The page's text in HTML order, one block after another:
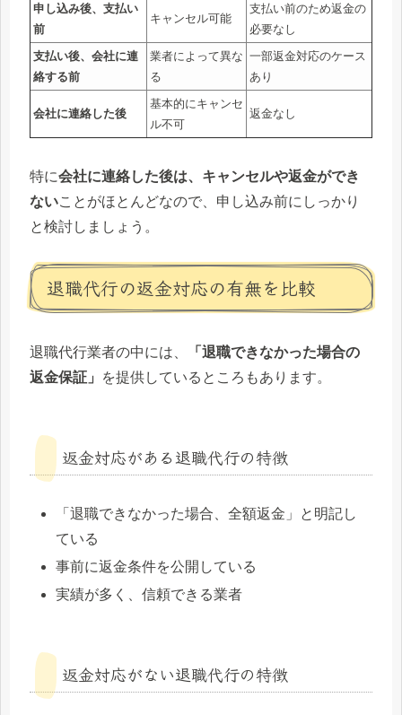
申し込み後、支払い
前
キャンセル可能
支払い前のため返金の
必要なし
支払い後、会社に連
絡する前
業者によって異な
る
一部返金対応のケース
あり
会社に連絡した後
基本的にキャンセ
ル不可
返金なし
特に会社に連絡した後は、キャンセルや返金ができ
ないことがほとんどなので、申し込み前にしっかり
と検討しましょう。
退職代行の返金対応の有無を比較
退職代行業者の中には、
「退職できなかった場合の
返金保証」
を提供しているところもあります。
返金対応がある退職代行の特徴
「退職できなかった場合、全額返金」と明記し
ている
事前に返金条件を公開している
実績が多く、信頼できる業者
返金対応がない退職代行の特徴